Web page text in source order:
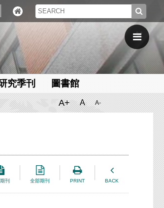
究季刊 圖書館
A+ A A-
刊 全部期刊 PRINT BACK